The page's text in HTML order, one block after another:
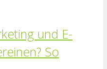
und E-
So